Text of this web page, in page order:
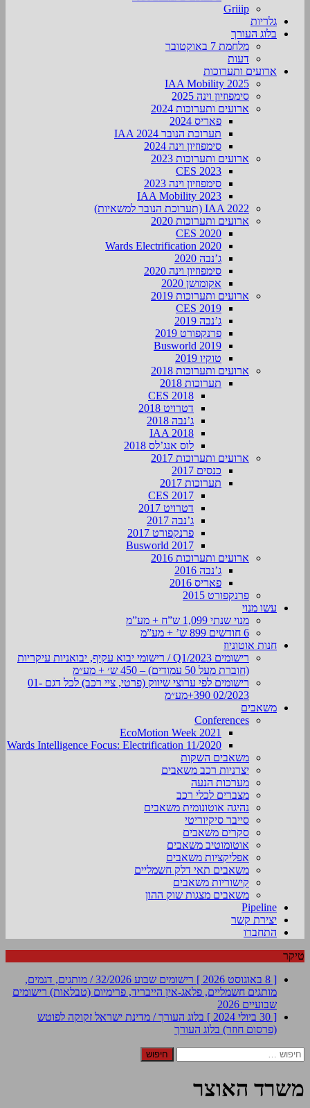
Griiip
גלריות
בלוג העורך
מלחמת 7 באוקטובר
דעות
ארועים ותערוכות
2025 IAA Mobility
סימפוזיון וינה 2025
ארועים ותערוכות 2024
פאריס 2024
תערוכת הנובר IAA 2024
סימפוזיון וינה 2024
ארועים ותערוכות 2023
CES 2023
סימפוזיון וינה 2023
IAA Mobility 2023
IAA 2022 (תערוכת הנובר למשאיות)
ארועים ותערוכות 2020
CES 2020
Wards Electrification 2020
ג’נבה 2020
סימפוזיון וינה 2020
אקומושן 2020
ארועים ותערוכות 2019
CES 2019
ג’נבה 2019
פרנקפורט 2019
Busworld 2019
טוקיו 2019
ארועים ותערוכות 2018
תערוכות 2018
CES 2018
דטרויט 2018
ג’נבה 2018
IAA 2018
לוס אנג’לס 2018
ארועים ותערוכות 2017
כנסים 2017
תערוכות 2017
CES 2017
דטרויט 2017
ג’נבה 2017
פרנקפורט 2017
Busworld 2017
ארועים ותערוכות 2016
ג’נבה 2016
פאריס 2016
פרנקפורט 2015
עשו מנוי
מנוי שנתי 1,099 ש”ח + מע”מ
6 חודשים 899 ש’ + מע”מ
חנות אוטוניוז
רישומים Q1/2023 / רישומי יבוא עקיף, יבואניות עיקריות
(חוברת מעל 50 עמודים) – 450 ש׳ + מע״מ
רישומים לפי ערוצי שיווק (פרטי, ציי רכב) לכל דגם 01-
02/2023 390+מע״מ
משאבים
Conferences
EcoMotion Week 2021
Wards Intelligence Focus: Electrification 11/2020
משאבים השקות
יצרניות רכב משאבים
מערכות הנעה
מצברים לכלי רכב
נהיגה אוטונומית משאבים
סייבר סיקיוריטי
סקרים משאבים
אוטומוטיב משאבים
אפליקציות משאבים
משאבים תאי דלק חשמליים
קישוריות משאבים
משאבים מצגות שוק ההון
Pipeline
יצירת קשר
התחברו
טיקר
[ 8 באוגוסט 2026 ]
רישומים שבוע 32/2026 / מותגים, דגמים,
מותגים חשמליים, פלאג-אין הייבריד, פרימיום (טבלאות) רישומים
שבועיים 2026
[ 30 ביולי 2024 ]
בלוג העורך / מדינת ישראל זקוקה לפוטש
(פרסום חוזר) בלוג העורך
חיפוש:
משרד האוצר